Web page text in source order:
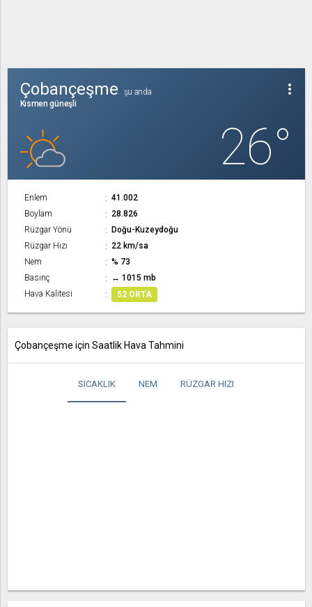
more_vert
Çobançeşme
şu anda
Kısmen güneşli
26°
Enlem
41.002
Boylam
28.826
Rüzgar Yönü
Doğu-Kuzeydoğu
Rüzgar Hızı
22 km/sa
Nem
% 73
Basınç
↔ 1015 mb
Hava Kalitesi
52 ORTA
Çobançeşme için Saatlik Hava Tahmini
SICAKLIK NEM RÜZGAR HIZI